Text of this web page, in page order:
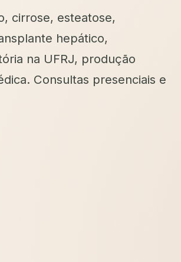
cirrose, esteatose,
hepático,
na UFRJ, produção
Consultas presenciais e